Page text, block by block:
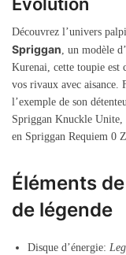
Découvrez l’univers
Spriggan, un modèle
Kurenai, cette toupie est
vos rivaux avec aisance.
l’exemple de son
Spriggan Knuckle Unite,
en Spriggan Requiem 0
Éléments
de légende
Disque d’énergie: